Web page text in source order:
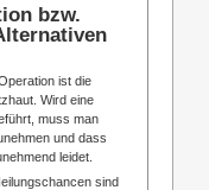
bzw.
ist die
Wird eine
muss man
und dass
leidet.
sind